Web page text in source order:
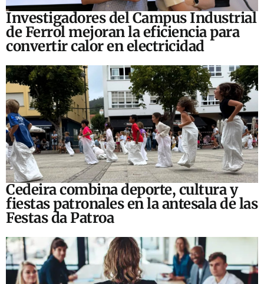
Investigadores del Campus Industrial
de Ferrol mejoran la eficiencia para
convertir calor en electricidad
Cedeira combina deporte, cultura y
fiestas patronales en la antesala de las
Festas da Patroa